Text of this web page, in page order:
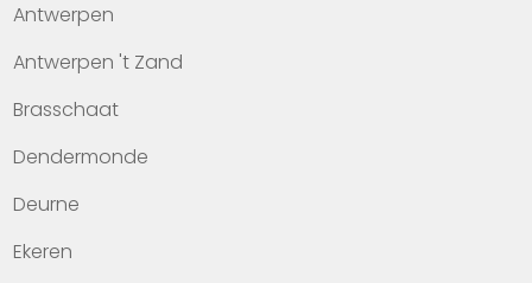
Kennis van wonen
Kantoren
Veelgestelde vragen
Werken bij Heylen Vastgoed
Contact
Antwerpen
Antwerpen 't Zand
Brasschaat
Dendermonde
Deurne
Ekeren